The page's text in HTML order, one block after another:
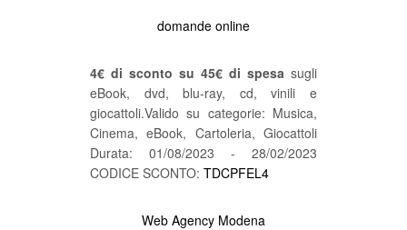
domande online
4€ di sconto su 45€ di spesa sugli
eBook, dvd, blu-ray, cd, vinili e
giocattoli.Valido su categorie: Musica,
Cinema, eBook, Cartoleria, Giocattoli
Durata: 01/08/2023 - 28/02/2023
CODICE SCONTO: TDCPFEL4
Web Agency Modena